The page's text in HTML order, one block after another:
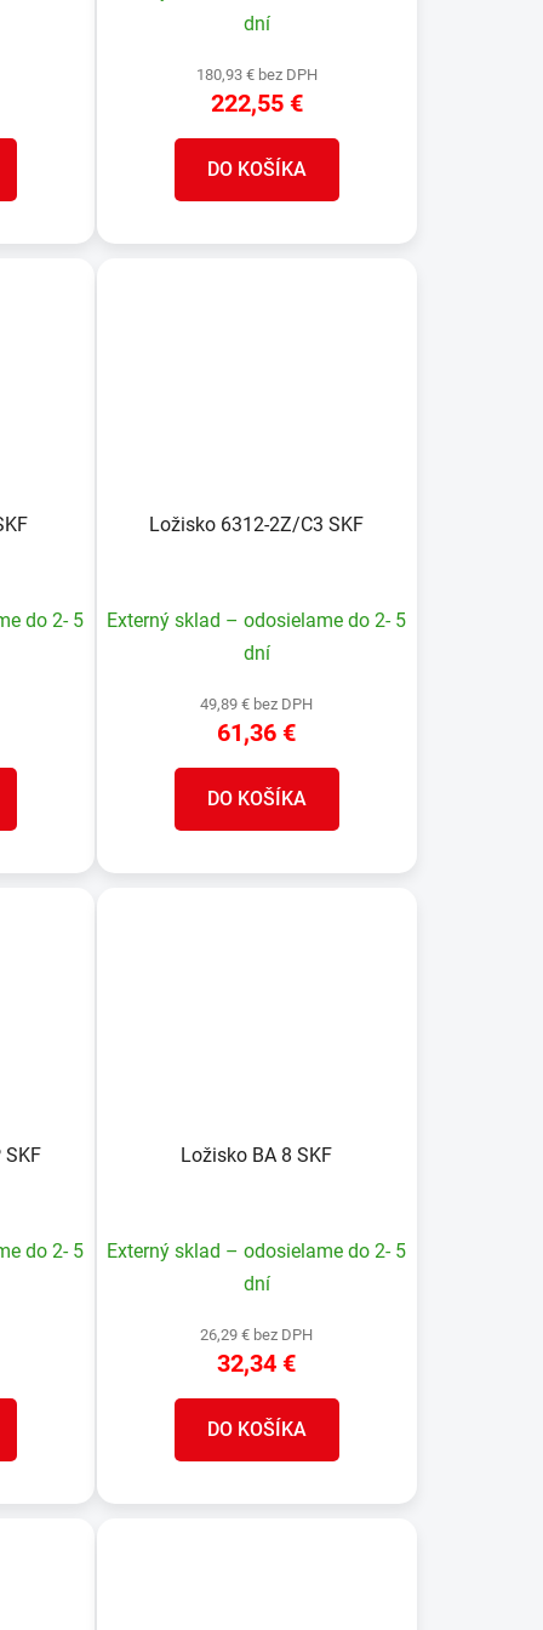
dní
180,93 € bez DPH
222,55 €
DO KOŠÍKA
do 2- 5
Ložisko 6312-2Z/C3 SKF
Externý sklad – odosielame do 2- 5
dní
49,89 € bez DPH
61,36 €
DO KOŠÍKA
SKF
do 2- 5
Ložisko BA 8 SKF
Externý sklad – odosielame do 2- 5
dní
26,29 € bez DPH
32,34 €
DO KOŠÍKA